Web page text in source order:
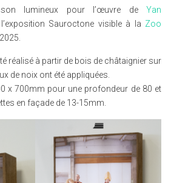
lumineux pour l’œuvre de Yan
l’exposition Sauroctone visible à la Zoo
réalisé à partir de bois de châtaignier sur
de noix ont été appliquées.
x 700mm pour une profondeur de 80 et
en façade de 13-15mm.